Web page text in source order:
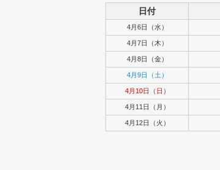
日付
4月6日（水）
4月7日（木）
4月8日（金）
4月9日（土）
4月10日（日）
4月11日（月）
4月12日（火）